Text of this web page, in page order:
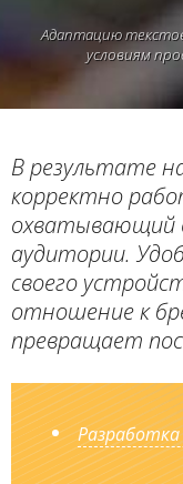
Адаптацию
условиям
В результате
корректно
охватывающий
аудитории.
своего
отношение к
превращает